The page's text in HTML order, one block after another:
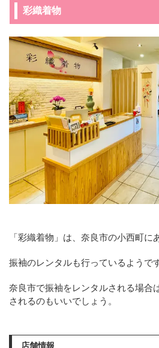
彩織着物
「彩織着物」は、奈良市の小西町に
振袖のレンタルも行っているようです
奈良市で振袖をレンタルされる場合
されるのもいいでしょう。
店舗情報